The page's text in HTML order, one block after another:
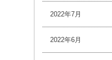
2022年7月
2022年6月